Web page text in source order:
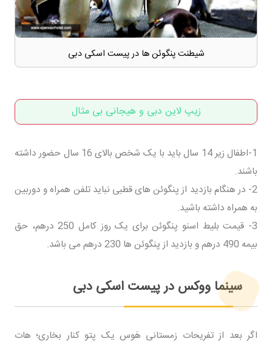
شیطنت پنگوئن ها در پیست اسکی دبی
زیپ لاین دبی و هیجانی بی مثال
1-اطفال زیر 14 سال باید با یک شخص بالای 16 سال حضور داشته
باشند.
2- در هنگام بازدید از پنگوئن های قطبی نباید تلفن همراه و دوربین
به همراه داشته باشید.
3- قیمت بلیط اسنو پنگوئن برای یک روز کامل 250 درهم، حق
بیمه 490 درهم و بازدید از پنگوئن ها 230 درهم می باشد.
سینما ووکس در پیست اسکی دبی
اگر بعد از تفریحات زمستانی هَوس یک پتو کنار بخاری؛ هات